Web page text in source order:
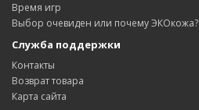
Время игр
Выбор очевиден или почему ЭКОкожа?
Служба поддержки
Контакты
Возврат товара
Карта сайта